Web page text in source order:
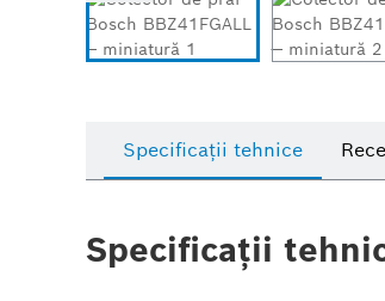
Specificații tehnice
Specificații